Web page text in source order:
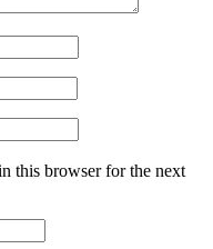
this browser for the next